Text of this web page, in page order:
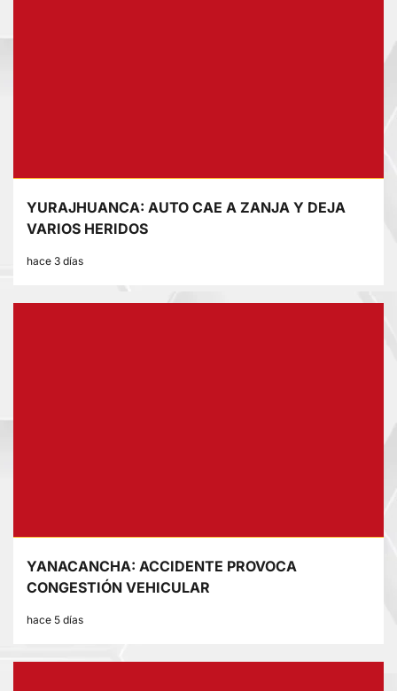
YURAJHUANCA: AUTO CAE A ZANJA Y DEJA
VARIOS HERIDOS
hace 3 días
YANACANCHA: ACCIDENTE PROVOCA
CONGESTIÓN VEHICULAR
hace 5 días